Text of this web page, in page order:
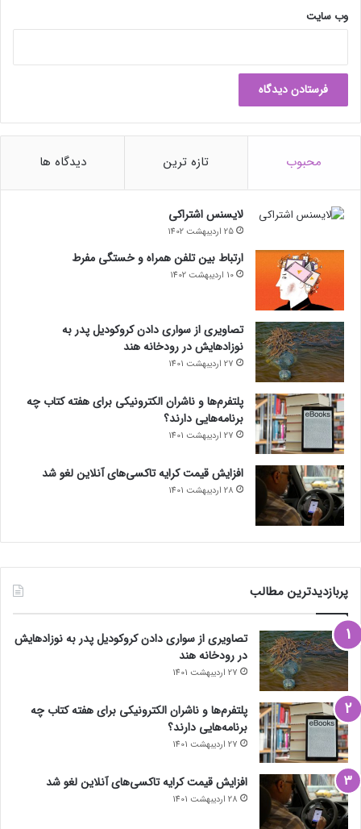
وب‌ سایت
محبوب تازه ترین دیدگاه ها
لایسنس اشتراکی
25 اردیبهشت 1402
ارتباط بین تلفن همراه و خستگی مفرط
10 اردیبهشت 1402
تصاویری از سواری دادن کروکودیل پدر به
نوزادهایش در رودخانه هند
27 اردیبهشت 1401
پلتفرم‌ها و ناشران الکترونیکی برای هفته کتاب چه
برنامه‌هایی دارند؟
27 اردیبهشت 1401
افزایش قیمت کرایه تاکسی‌های آنلاین لغو شد
28 اردیبهشت 1401
پربازدیدترین مطالب
تصاویری از سواری دادن کروکودیل پدر به نوزادهایش
در رودخانه هند
27 اردیبهشت 1401
پلتفرم‌ها و ناشران الکترونیکی برای هفته کتاب چه
برنامه‌هایی دارند؟
27 اردیبهشت 1401
افزایش قیمت کرایه تاکسی‌های آنلاین لغو شد
28 اردیبهشت 1401